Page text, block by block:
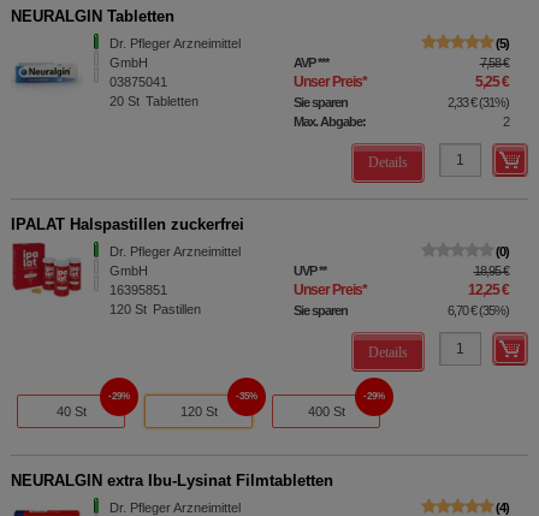
NEURALGIN Tabletten
Dr. Pfleger Arzneimittel
GmbH
03875041
20 St Tabletten
5
AVP*** 7,58 €
Unser Preis* 5,25 €
Sie sparen 2,33 €(31%)
Max. Abgabe:
2
Details
IPALAT Halspastillen zuckerfrei
Dr. Pfleger Arzneimittel
GmbH
16395851
120 St Pastillen
0
UVP** 18,95 €
Unser Preis* 12,25 €
Sie sparen 6,70 €(35%)
Details
40 St
29%
120 St
35%
400 St
29%
NEURALGIN extra Ibu-Lysinat Filmtabletten
Dr. Pfleger Arzneimittel
4